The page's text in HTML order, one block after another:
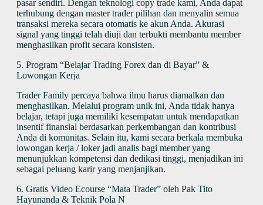
pasar sendiri. Dengan teknologi copy trade kami, Anda dapat
terhubung dengan master trader pilihan dan menyalin semua
transaksi mereka secara otomatis ke akun Anda. Akurasi
signal yang tinggi telah diuji dan terbukti membantu member
menghasilkan profit secara konsisten.
5. Program “Belajar Trading Forex dan di Bayar” &
Lowongan Kerja
Trader Family percaya bahwa ilmu harus diamalkan dan
menghasilkan. Melalui program unik ini, Anda tidak hanya
belajar, tetapi juga memiliki kesempatan untuk mendapatkan
insentif finansial berdasarkan perkembangan dan kontribusi
Anda di komunitas. Selain itu, kami secara berkala membuka
lowongan kerja / loker jadi analis bagi member yang
menunjukkan kompetensi dan dedikasi tinggi, menjadikan ini
sebagai peluang karir yang menjanjikan.
6. Gratis Video Ecourse “Mata Trader” oleh Pak Tito
Hayunanda & Teknik Pola N